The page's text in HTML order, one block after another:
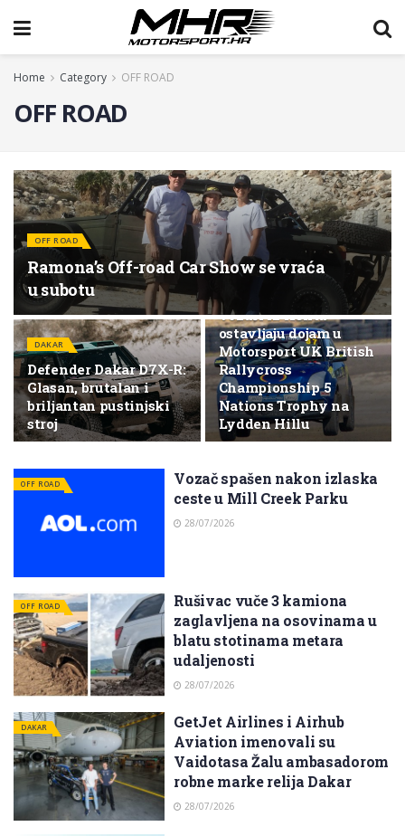
Home Category OFF ROAD
OFF ROAD
OFF ROAD
Ramona’s Off-road Car Show se vraća
u subotu
DAKAR
Defender Dakar D7X-R:
Glasan, brutalan i
briljantan pustinjski
stroj
RALLYCROSS
William Hands iz
Bethersdena osvaja
juniorsku rundu
relikrosa, dok drugi
vozači iz Kenta
ostavljaju dojam u
Motorsport UK British
Rallycross
Championship 5
Nations Trophy na
Lydden Hillu
OFF ROAD
Vozač spašen nakon izlaska
ceste u Mill Creek Parku
28/07/2026
OFF ROAD
Rušivac vuče 3 kamiona
zaglavljena na osovinama u
blatu stotinama metara
udaljenosti
28/07/2026
DAKAR
GetJet Airlines i Airhub
Aviation imenovali su
Vaidotasa Žalu ambasadorom
robne marke relija Dakar
28/07/2026